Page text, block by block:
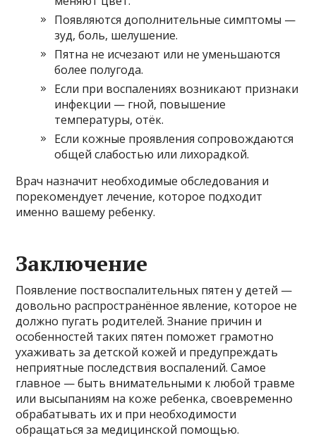
Появляются дополнительные симптомы —
зуд, боль, шелушение.
Пятна не исчезают или не уменьшаются
более полугода.
Если при воспалениях возникают признаки
инфекции — гной, повышение
температуры, отёк.
Если кожные проявления сопровождаются
общей слабостью или лихорадкой.
Врач назначит необходимые обследования и
порекомендует лечение, которое подходит
именно вашему ребенку.
Заключение
Появление поствоспалительных пятен у детей —
довольно распространённое явление, которое не
должно пугать родителей. Знание причин и
особенностей таких пятен поможет грамотно
ухаживать за детской кожей и предупреждать
неприятные последствия воспалений. Самое
главное — быть внимательными к любой травме
или высыпаниям на коже ребенка, своевременно
обрабатывать их и при необходимости
обращаться за медицинской помощью.